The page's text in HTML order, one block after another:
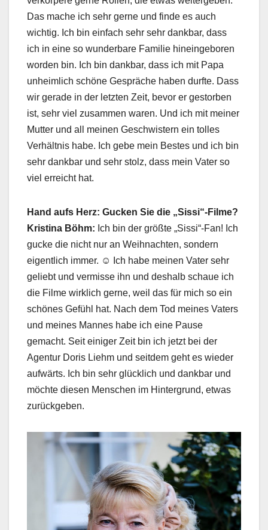
Das mache ich sehr gerne und finde es auch
wichtig. Ich bin einfach sehr sehr dankbar, dass
ich in eine so wunderbare Familie hineingeboren
worden bin. Ich bin dankbar, dass ich mit Papa
unheimlich schöne Gespräche haben durfte. Dass
wir gerade in der letzten Zeit, bevor er gestorben
ist, sehr viel zusammen waren. Und ich mit meiner
Mutter und all meinen Geschwistern ein tolles
Verhältnis habe. Ich gebe mein Bestes und ich bin
sehr dankbar und sehr stolz, dass mein Vater so
viel erreicht hat.
Hand aufs Herz: Gucken Sie die „Sissi“-Filme?
Kristina Böhm: Ich bin der größte „Sissi“-Fan! Ich
gucke die nicht nur an Weihnachten, sondern
eigentlich immer. ☺ Ich habe meinen Vater sehr
geliebt und vermisse ihn und deshalb schaue ich
die Filme wirklich gerne, weil das für mich so ein
schönes Gefühl hat. Nach dem Tod meines Vaters
und meines Mannes habe ich eine Pause
gemacht. Seit einiger Zeit bin ich jetzt bei der
Agentur Doris Liehm und seitdem geht es wieder
aufwärts. Ich bin sehr glücklich und dankbar und
möchte diesen Menschen im Hintergrund, etwas
zurückgeben.